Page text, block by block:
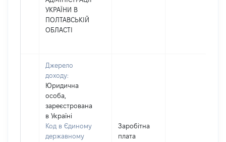
УКРАЇНИ В
ПОЛТАВСЬКІЙ
ОБЛАСТІ
Джерело
доходу:
Юридична
особа,
зареєстрована
в Україні
Код в Єдиному
державному
Заробітна
плата